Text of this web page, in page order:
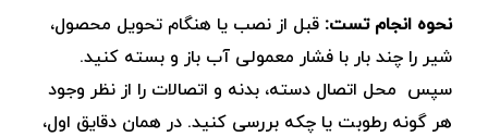
نحوه انجام تست: قبل از نصب یا هنگام تحویل محصول،
شیر را چند بار با فشار معمولی آب باز و بسته کنید.
سپس محل اتصال دسته، بدنه و اتصالات را از نظر وجود
هر گونه رطوبت یا چکه بررسی کنید. در همان دقایق اول،